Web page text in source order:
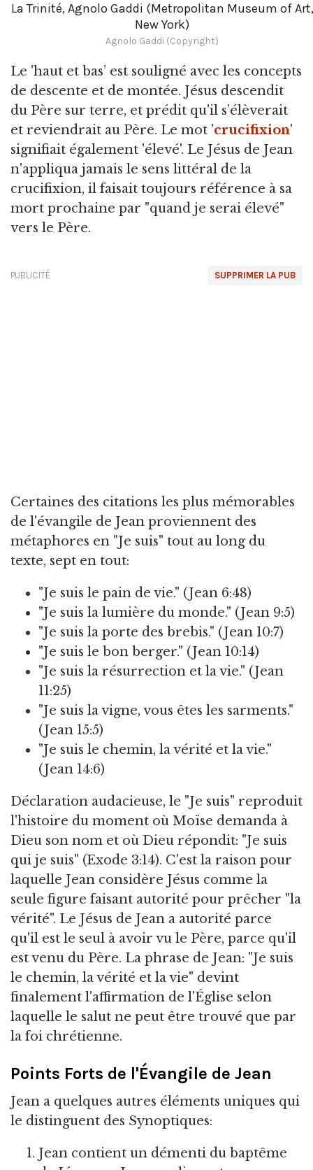
La Trinité, Agnolo Gaddi (Metropolitan Museum of Art,
New York)
Agnolo Gaddi (Copyright)
Le 'haut et bas’ est souligné avec les concepts
de descente et de montée. Jésus descendit
du Père sur terre, et prédit qu'il s’élèverait
et reviendrait au Père. Le mot 'crucifixion'
signifiait également 'élevé'. Le Jésus de Jean
n'appliqua jamais le sens littéral de la
crucifixion, il faisait toujours référence à sa
mort prochaine par "quand je serai élevé"
vers le Père.
SUPPRIMER LA PUB
PUBLICITÉ
Certaines des citations les plus mémorables
de l'évangile de Jean proviennent des
métaphores en "Je suis" tout au long du
texte, sept en tout:
"Je suis le pain de vie." (Jean 6:48)
"Je suis la lumière du monde." (Jean 9:5)
"Je suis la porte des brebis." (Jean 10:7)
"Je suis le bon berger." (Jean 10:14)
"Je suis la résurrection et la vie." (Jean
11:25)
"Je suis la vigne, vous êtes les sarments."
(Jean 15:5)
"Je suis le chemin, la vérité et la vie."
(Jean 14:6)
Déclaration audacieuse, le "Je suis" reproduit
l'histoire du moment où Moïse demanda à
Dieu son nom et où Dieu répondit: "Je suis
qui je suis" (Exode 3:14). C'est la raison pour
laquelle Jean considère Jésus comme la
seule figure faisant autorité pour prêcher "la
vérité". Le Jésus de Jean a autorité parce
qu'il est le seul à avoir vu le Père, parce qu'il
est venu du Père. La phrase de Jean: "Je suis
le chemin, la vérité et la vie" devint
finalement l'affirmation de l'Église selon
laquelle le salut ne peut être trouvé que par
la foi chrétienne.
Points Forts de l'Évangile de Jean
Jean a quelques autres éléments uniques qui
le distinguent des Synoptiques:
Jean contient un démenti du baptême